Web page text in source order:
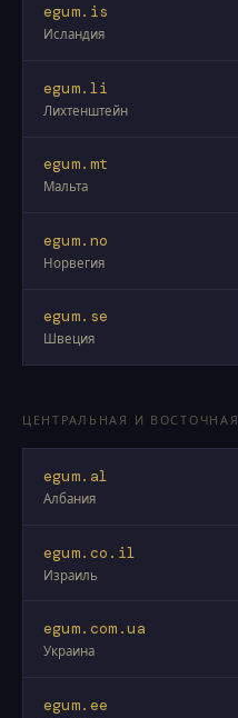
egum.is
Исландия
egum.li
Лихтенштейн
egum.mt
Мальта
egum.no
Норвегия
egum.se
Швеция
ЦЕНТРАЛЬНАЯ И
egum.al
Албания
egum.co.il
Израиль
egum.com.ua
Украина
egum.ee